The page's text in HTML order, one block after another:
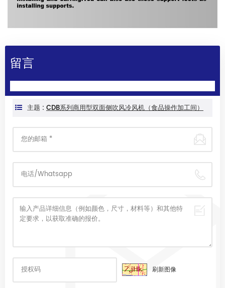
留言
主题 : CDB系列商用型双面侧吹风冷风机（食品操作加工间）
刷新图像